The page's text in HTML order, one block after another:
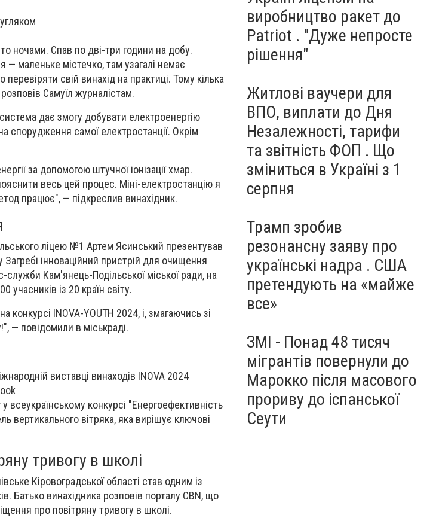
ночами. Спав по дві-три години на добу.
маленьке містечко, там узагалі немає
свій винахід на практиці. Тому кілька
Самуїл журналістам.
дає змогу добувати електроенергію
самої електростанції. Окрім
за допомогою штучної іонізації хмар.
весь цей процес. Міні-електростанцію я
працює", — підкреслив винахідник.
ліцею №1 Артем Ясинський презентував
інноваційний пристрій для очищення
Кам'янець-Подільської міської ради, на
учасників із 20 країн світу.
INOVA-YOUTH 2024, і, змагаючись зі
— повідомили в міськраді.
виставці винаходів INOVA 2024
конкурсі "Енергоефективність
вертикального вітряка, яка вирішує ключові
тривогу в школі
Кіровоградської області став одним із
Батько винахідника розповів порталу CBN, що
про повітряну тривогу в школі.
виробництво ракет до
Patriot . "Дуже непросте
рішення"
Житлові ваучери для
ВПО, виплати до Дня
Незалежності, тарифи
та звітність ФОП . Що
зміниться в Україні з 1
серпня
Трамп зробив
резонансну заяву про
українські надра . США
претендують на «майже
все»
ЗМІ - Понад 48 тисяч
мігрантів повернули до
Марокко після масового
прориву до іспанської
Сеути